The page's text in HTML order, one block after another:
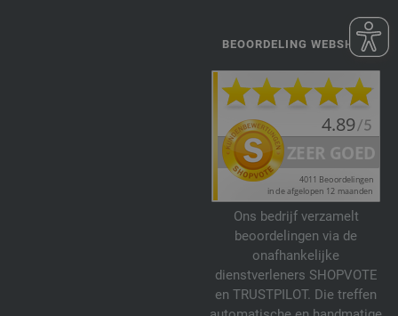
BEOORDELING WEBSHOP
Ons bedrijf verzamelt
beoordelingen via de
onafhankelijke
dienstverleners SHOPVOTE
en TRUSTPILOT. Die treffen